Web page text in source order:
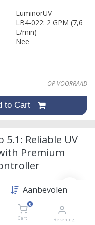
Aanbevolen
0
Cart Rekening
LuminorUV
LB4-022: 2 GPM (7,6
L/min)
Nee
OP VOORRAAD
to Cart
5.1: Reliable UV
Premium